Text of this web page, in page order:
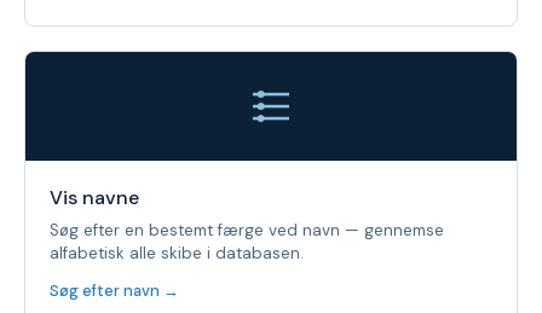
Vis navne
Søg efter en bestemt færge ved navn — gennemse
alfabetisk alle skibe i databasen.
Søg efter navn →